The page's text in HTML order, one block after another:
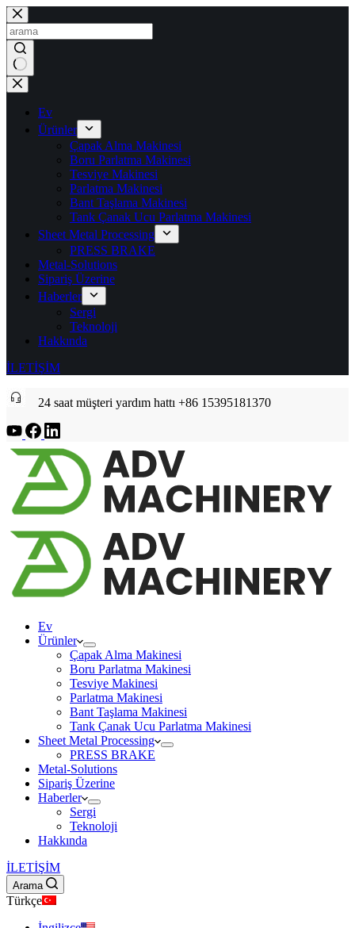
İçeriğe
geç
Sonuç
yok
Ev
Ürünler
Çapak Alma Makinesi
Boru Parlatma Makinesi
Tesviye Makinesi
Parlatma Makinesi
Bant Taşlama Makinesi
Tank Çanak Ucu Parlatma Makinesi
Sheet Metal Processing
PRESS BRAKE
Metal-Solutions
Sipariş Üzerine
Haberler
Sergi
Teknoloji
Hakkında
İLETİŞİM
24 saat müşteri yardım hattı +86 15395181370
Ev
Ürünler
Çapak Alma Makinesi
Boru Parlatma Makinesi
Tesviye Makinesi
Parlatma Makinesi
Bant Taşlama Makinesi
Tank Çanak Ucu Parlatma Makinesi
Sheet Metal Processing
PRESS BRAKE
Metal-Solutions
Sipariş Üzerine
Haberler
Sergi
Teknoloji
Hakkında
İLETİŞİM
Arama
Türkçe